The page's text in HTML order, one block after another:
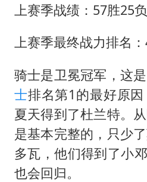
Kimi K3
上赛季战绩：57胜25负
上赛季最终战力排名
骑士是卫冕冠军，这
士排名第1的最好原
夏天得到了杜兰特。
是基本完整的，只少
多瓦，他们得到了小
也会回归。